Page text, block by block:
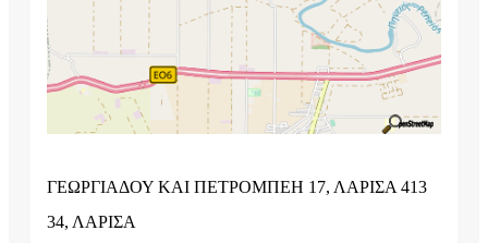
ΓΕΩΡΓΙΑΔΟΥ ΚΑΙ ΠΕΤΡΟΜΠΕΗ 17, ΛΑΡΙΣΑ 413
34, ΛΑΡΙΣΑ